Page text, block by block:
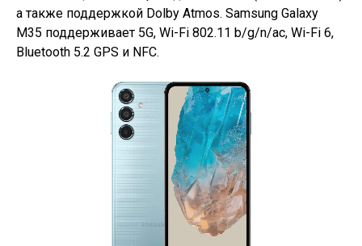
а также поддержкой Dolby Atmos. Samsung Galaxy
M35 поддерживает 5G, Wi-Fi 802.11 b/g/n/ac, Wi-Fi 6,
Bluetooth 5.2 GPS и NFC.